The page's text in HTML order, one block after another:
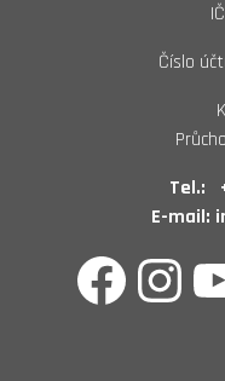
Číslo
Tel.:
E-mail:
Facebook Instagram YouTube